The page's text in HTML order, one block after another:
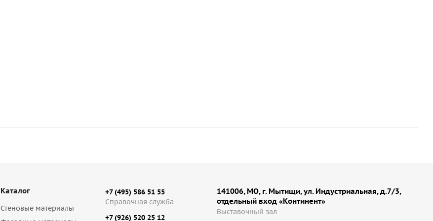
Каталог
Стеновые материалы
+7 (495) 586 51 55
Справочная служба
+7 (926) 520 25 12
141006, МО, г. Мытищи, ул. Индустриальная, д.7/3,
отдельный вход «Континент»
Выставочный зал